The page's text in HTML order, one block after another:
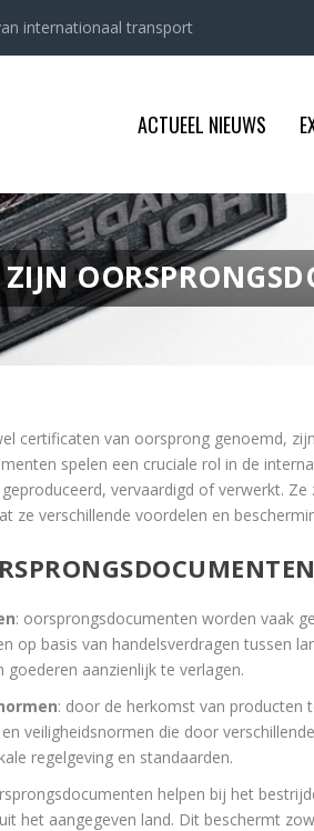
internationaal transport
ACTUEEL NIEUWS
certificaten van oorsprong genoemd,
spelen een cruciale rol in de
vervaardigd of verwerkt.
ze verschillende voordelen en
: oorsprongsdocumenten worden vaak
op basis van handelsverdragen tussen
aanzienlijk te verlagen.
: door de herkomst van producten
veiligheidsnormen die door
regelgeving en standaarden.
helpen bij het
het aangegeven land. Dit beschermt